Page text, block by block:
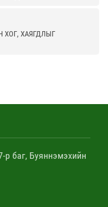
ХОГ, ХАЯГДЛЫГ
р баг, Буяннэмэхийн